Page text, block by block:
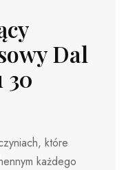
Dal
30
które
każdego